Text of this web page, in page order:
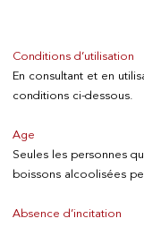
Conditions d’utilisation
En consultant et en
conditions ci-dessous.
Age
Seules les personnes
boissons alcoolisées
Absence d’incitation